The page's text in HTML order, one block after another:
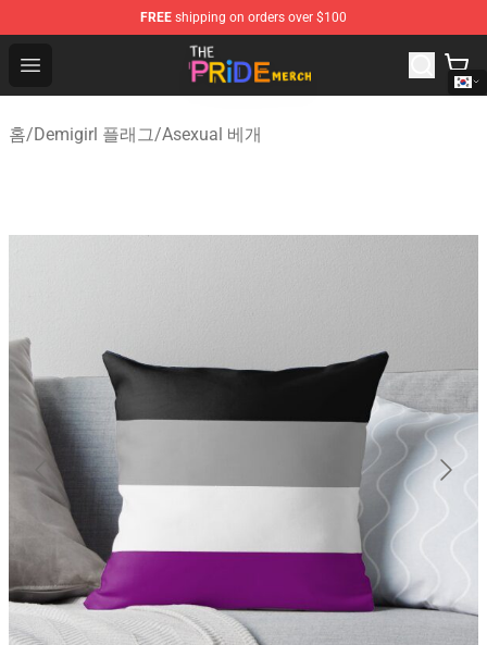
FREE shipping on orders over $100
Open menu
The Pride Shop - Official The Pride Merchandise Store
홈/Demigirl 플래그/Asexual 베개